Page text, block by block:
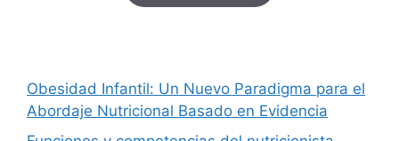
Obesidad Infantil: Un Nuevo Paradigma para el
Abordaje Nutricional Basado en Evidencia